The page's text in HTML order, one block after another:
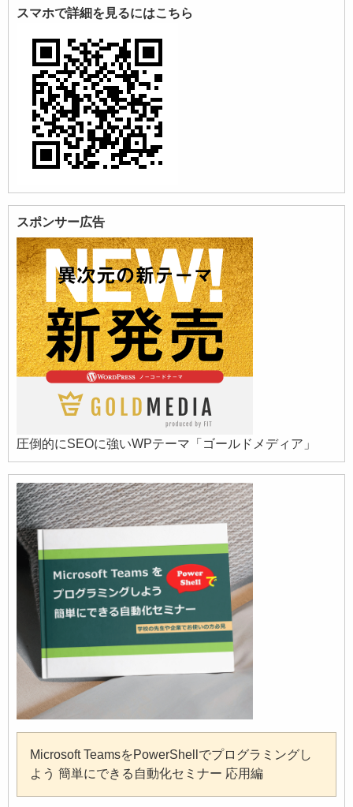
スマホで詳細を見るにはこちら
スポンサー広告
圧倒的にSEOに強いWPテーマ「ゴールドメディア」
Microsoft TeamsをPowerShellでプログラミングし
よう 簡単にできる自動化セミナー 応用編